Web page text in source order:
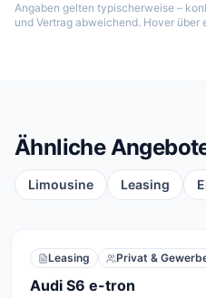
Angaben gelten typischerweise –
und Vertrag abweichend. Hover
Ähnliche
Limousine Leasing
Leasing Privat &
Audi S6 e-tron